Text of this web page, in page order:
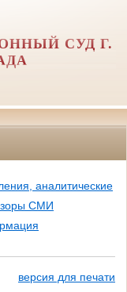
СУД Г.
аналитические
СМИ
версия для печати